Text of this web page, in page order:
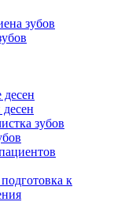
зубов
десен
зубов
к